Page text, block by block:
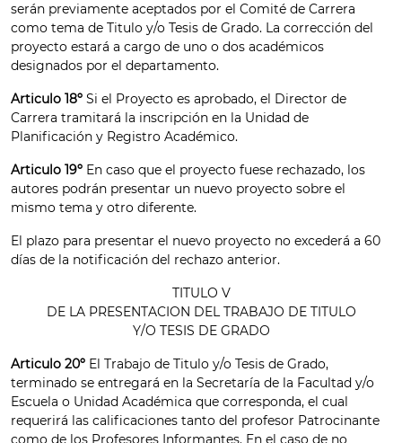
serán previamente aceptados por el Comité de Carrera
como tema de Titulo y/o Tesis de Grado. La corrección del
proyecto estará a cargo de uno o dos académicos
designados por el departamento.
Articulo 18º Si el Proyecto es aprobado, el Director de
Carrera tramitará la inscripción en la Unidad de
Planificación y Registro Académico.
Articulo 19º En caso que el proyecto fuese rechazado, los
autores podrán presentar un nuevo proyecto sobre el
mismo tema y otro diferente.
El plazo para presentar el nuevo proyecto no excederá a 60
días de la notificación del rechazo anterior.
TITULO V
DE LA PRESENTACION DEL TRABAJO DE TITULO
Y/O TESIS DE GRADO
Articulo 20º El Trabajo de Titulo y/o Tesis de Grado,
terminado se entregará en la Secretaría de la Facultad y/o
Escuela o Unidad Académica que corresponda, el cual
requerirá las calificaciones tanto del profesor Patrocinante
como de los Profesores Informantes. En el caso de no